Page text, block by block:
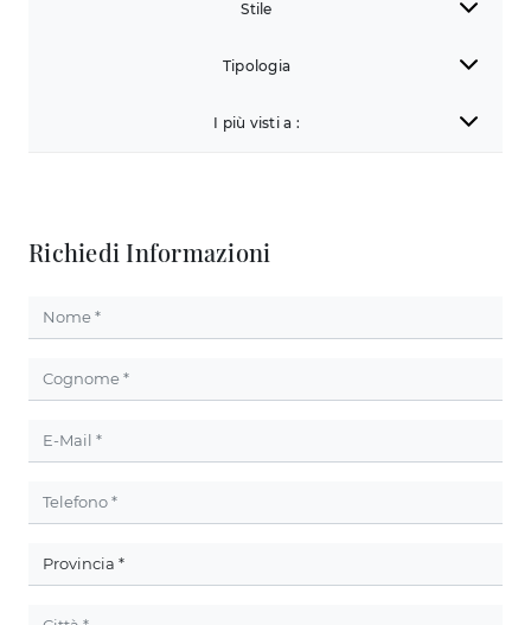
Stile
Tipologia
I più visti a :
Richiedi Informazioni